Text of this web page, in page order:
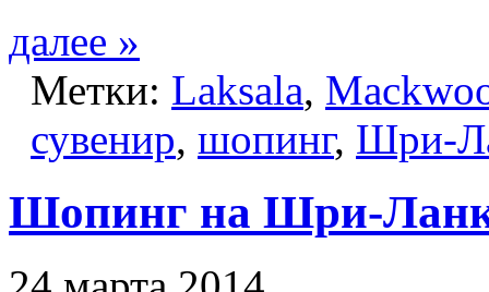
далее »
Метки: Laksala,
сувенир, шопинг, Шри-
Шопинг на Шри-